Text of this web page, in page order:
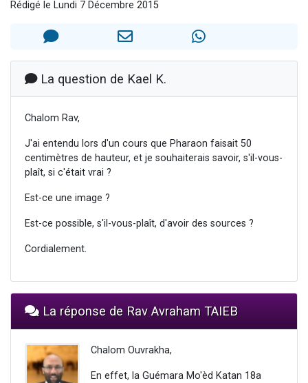
Il reste 49 places pour étudier en groupe sur Zoom
12 nouvelles musiques dans Torah-Box Music
2 personnes viennent de nous rejoindre sur WhatsApp
Rédigé le Lundi 7 Décembre 2015
La question de Kael K.
Chalom Rav,
J'ai entendu lors d'un cours que Pharaon faisait 50
centimètres de hauteur, et je souhaiterais savoir, s'il-vous-
plaît, si c'était vrai ?
Est-ce une image ?
Est-ce possible, s'il-vous-plaît, d'avoir des sources ?
Cordialement.
La réponse de Rav Avraham TAIEB
Chalom Ouvrakha,
En effet, la Guémara Mo'èd Katan 18a